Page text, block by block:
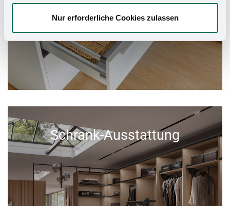
Nur erforderliche Cookies zulassen
Schrank-Ausstattung